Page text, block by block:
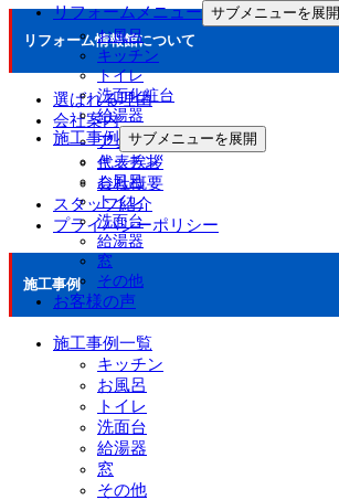
リフォームメニュー サブメニューを展開
お風呂
キッチン
トイレ
洗面化粧台
給湯器
施工事例 サブメニューを展開
キッチン
お風呂
トイレ
洗面台
給湯器
窓
その他
お客様の声
リフォーム情報館について
選ばれる理由
会社案内
アクセスマップ
代表挨拶
会社概要
スタッフ紹介
プライバシーポリシー
施工事例
施工事例一覧
キッチン
お風呂
トイレ
洗面台
給湯器
窓
その他